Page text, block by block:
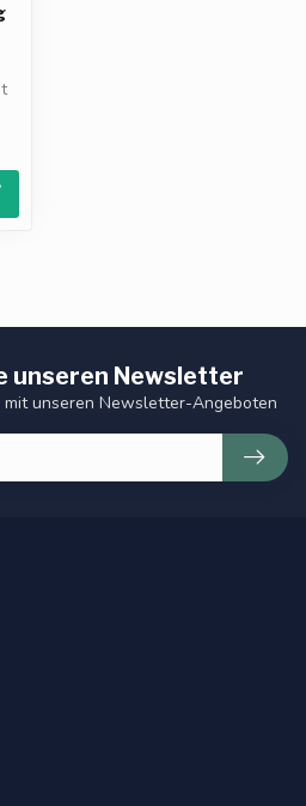
unseren Newsletter
unseren Newsletter-Angeboten